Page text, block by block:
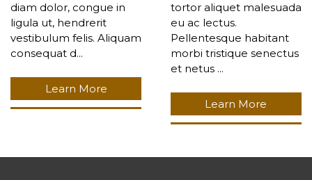
diam dolor, congue in
ligula ut, hendrerit
vestibulum felis. Aliquam
consequat d...
Learn More
tortor aliquet malesuada
eu ac lectus.
Pellentesque habitant
morbi tristique senectus
et netus ...
Learn More